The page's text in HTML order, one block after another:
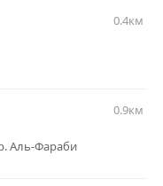
0.4км
0.9км
Аль-Фараби